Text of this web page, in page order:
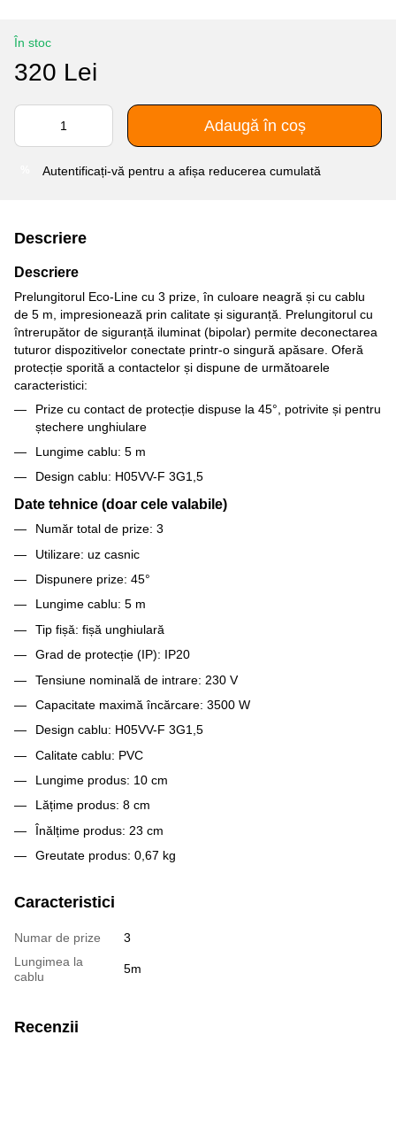
În stoc
320 Lei
Adaugă în coș
Autentificați-vă pentru a afișa reducerea cumulată
Descriere
Descriere
Prelungitorul Eco-Line cu 3 prize, în culoare neagră și cu cablu
de 5 m, impresionează prin calitate și siguranță. Prelungitorul cu
întrerupător de siguranță iluminat (bipolar) permite deconectarea
tuturor dispozitivelor conectate printr-o singură apăsare. Oferă
protecție sporită a contactelor și dispune de următoarele
caracteristici:
Prize cu contact de protecție dispuse la 45°, potrivite și pentru
ștechere unghiulare
Lungime cablu: 5 m
Design cablu: H05VV-F 3G1,5
Date tehnice (doar cele valabile)
Număr total de prize: 3
Utilizare: uz casnic
Dispunere prize: 45°
Lungime cablu: 5 m
Tip fișă: fișă unghiulară
Grad de protecție (IP): IP20
Tensiune nominală de intrare: 230 V
Capacitate maximă încărcare: 3500 W
Design cablu: H05VV-F 3G1,5
Calitate cablu: PVC
Lungime produs: 10 cm
Lățime produs: 8 cm
Înălțime produs: 23 cm
Greutate produs: 0,67 kg
Caracteristici
Numar de prize
3
Lungimea la
cablu
5m
Recenzii